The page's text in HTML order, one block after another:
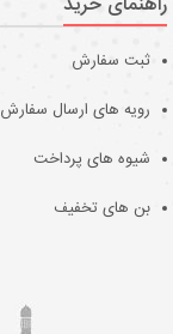
ثبت سفارش
رویه های ارسال سفارش
شیوه های پرداخت
بن های تخفیف